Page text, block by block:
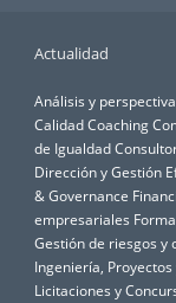
Actualidad
Análisis y
CalidadCoaching
de Igualdad
Dirección y Gestión
& Governance
empresariales
Gestión de riesgos y
Ingeniería, Proyectos
Licitaciones y